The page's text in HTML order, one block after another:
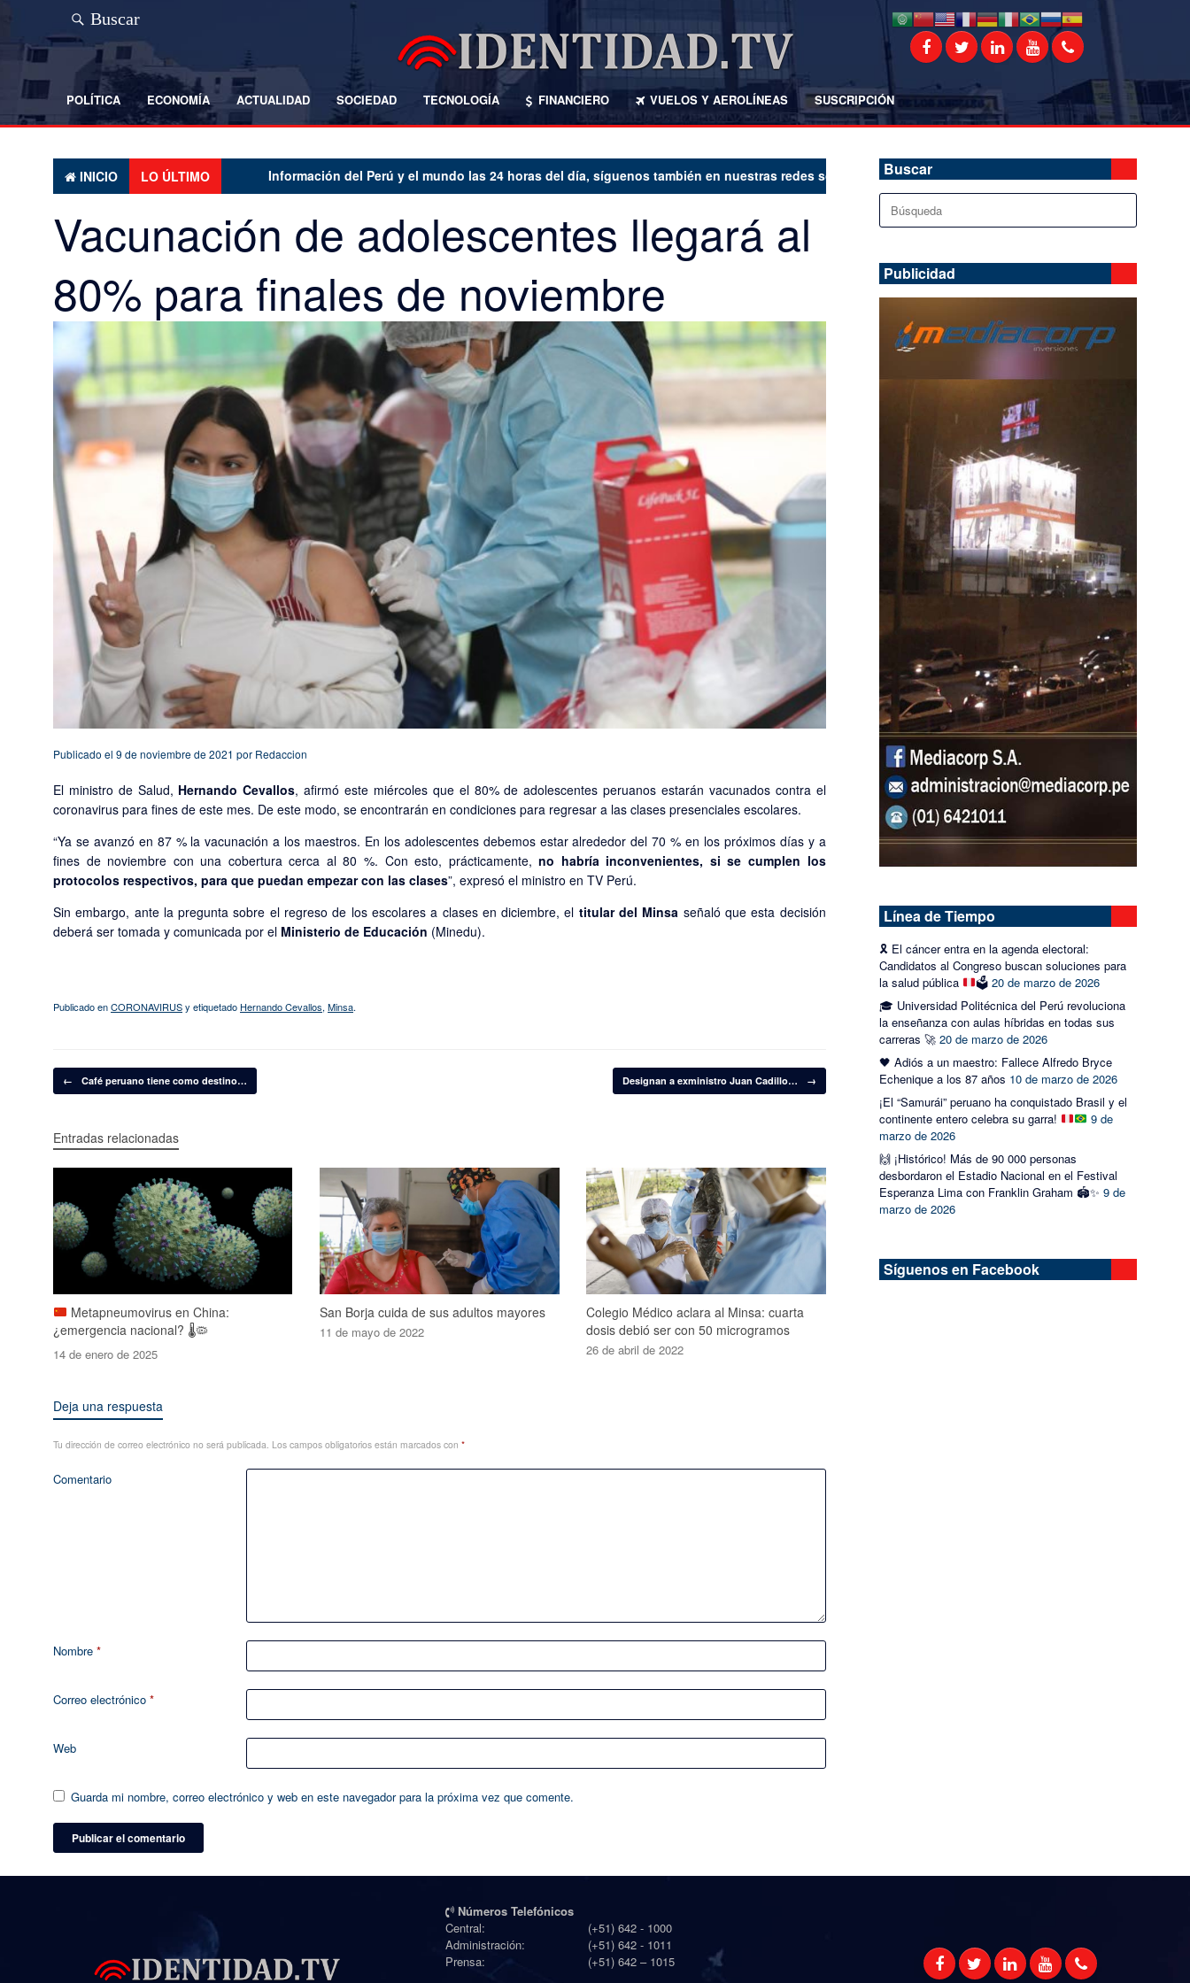
Buscar
contenido
POLÍTICA ECONOMÍA ACTUALIDAD SOCIEDAD TECNOLOGÍA FINANCIERO VUELOS Y AEROLÍNEAS SUSCRIPCIÓN
INICIO LO ÚLTIMO Información del Perú y el mundo las 24 horas del día, síguenos también en nuestras redes sociales
Vacunación de adolescentes llegará al
80% para finales de noviembre
Publicado el 9 de noviembre de 2021 por Redaccion
El ministro de Salud, Hernando Cevallos, afirmó este miércoles que el 80% de adolescentes peruanos estarán vacunados contra el
coronavirus para fines de este mes. De este modo, se encontrarán en condiciones para regresar a las clases presenciales escolares.
“Ya se avanzó en 87 % la vacunación a los maestros. En los adolescentes debemos estar alrededor del 70 % en los próximos días y a
fines de noviembre con una cobertura cerca al 80 %. Con esto, prácticamente,no habría inconvenientes, si se cumplen los
protocolos respectivos, para que puedan empezar con las clases”, expresó el ministro en TV Perú.
Sin embargo, ante la pregunta sobre el regreso de los escolares a clases en diciembre, el titular del Minsa señaló que esta decisión
deberá ser tomada y comunicada por el Ministerio de Educación (Minedu).
Publicado enCORONAVIRUSy etiquetado Hernando Cevallos, Minsa.
Navegador de artículos
← Café peruano tiene como destino… Designan a exministro Juan Cadillo… →
Entradas relacionadas
Metapneumovirus en China:
¿emergencia nacional? 🌡️🦠
14 de enero de 2025
San Borja cuida de sus adultos mayores
11 de mayo de 2022
Colegio Médico aclara al Minsa: cuarta
dosis debió ser con 50 microgramos
26 de abril de 2022
Deja una respuesta
Tu dirección de correo electrónico no será publicada. Los campos obligatorios están marcados con *
Comentario
Nombre *
Correo electrónico *
Web
Guarda mi nombre, correo electrónico y web en este navegador para la próxima vez que comente.
Buscar
Buscar:
Publicidad
Línea de Tiempo
🎗️ El cáncer entra en la agenda electoral:
Candidatos al Congreso buscan soluciones para
la salud pública
🗳️ 20 de marzo de 2026
🎓 Universidad Politécnica del Perú revoluciona
la enseñanza con aulas híbridas en todas sus
carreras 🚀 20 de marzo de 2026
🖤 Adiós a un maestro: Fallece Alfredo Bryce
Echenique a los 87 años 10 de marzo de 2026
¡El “Samurái” peruano ha conquistado Brasil y el
continente entero celebra su garra!
9 de
marzo de 2026
🙌 ¡Histórico! Más de 90 000 personas
desbordaron el Estadio Nacional en el Festival
Esperanza Lima con Franklin Graham 🏟️✨ 9 de
marzo de 2026
Síguenos en Facebook
Números Telefónicos
Central:
(+51) 642 - 1000
Administración:
(+51) 642 - 1011
Prensa:
(+51) 642 – 1015